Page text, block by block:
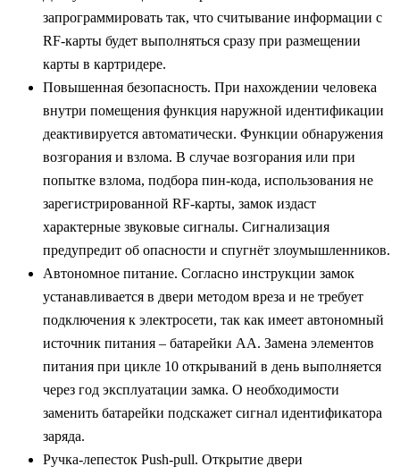
запрограммировать так, что считывание информации с
RF-карты будет выполняться сразу при размещении
карты в картридере.
Повышенная безопасность. При нахождении человека
внутри помещения функция наружной идентификации
деактивируется автоматически. Функции обнаружения
возгорания и взлома. В случае возгорания или при
попытке взлома, подбора пин-кода, использования не
зарегистрированной RF-карты, замок издаст
характерные звуковые сигналы. Сигнализация
предупредит об опасности и спугнёт злоумышленников.
Автономное питание. Согласно инструкции замок
устанавливается в двери методом вреза и не требует
подключения к электросети, так как имеет автономный
источник питания – батарейки АА. Замена элементов
питания при цикле 10 открываний в день выполняется
через год эксплуатации замка. О необходимости
заменить батарейки подскажет сигнал идентификатора
заряда.
Ручка-лепесток Push-pull. Открытие двери